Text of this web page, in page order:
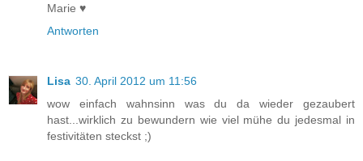
Marie ♥
Antworten
Lisa 30. April 2012 um 11:56
wow einfach wahnsinn was du da wieder gezaubert
hast...wirklich zu bewundern wie viel mühe du jedesmal in
festivitäten steckst ;)